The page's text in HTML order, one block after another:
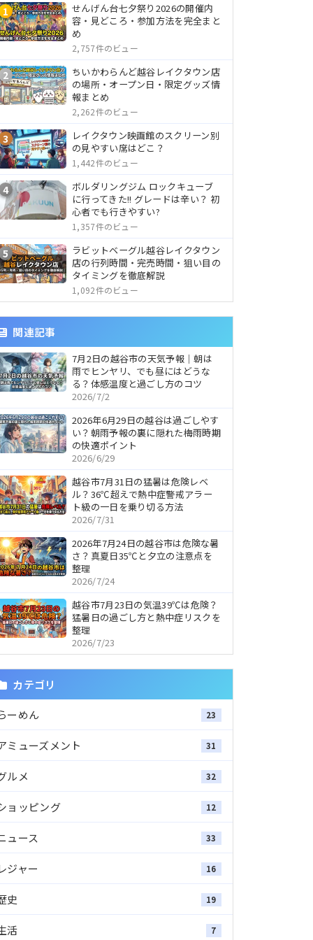
1
せんげん台七夕祭り2026の開催内
容・見どころ・参加方法を完全まと
め
2,757件のビュー
2
ちいかわらんど越谷レイクタウン店
の場所・オープン日・限定グッズ情
報まとめ
2,262件のビュー
3
レイクタウン映画館のスクリーン別
の見やすい席はどこ？
1,442件のビュー
4
ボルダリングジム ロックキューブ
に行ってきた!! グレードは辛い？ 初
心者でも行きやすい?
1,357件のビュー
5
ラビットベーグル越谷レイクタウン
店の行列時間・完売時間・狙い目の
タイミングを徹底解説
1,092件のビュー
関連記事
7月2日の越谷市の天気予報｜朝は
雨でヒンヤリ、でも昼にはどうな
る？体感温度と過ごし方のコツ
2026/7/2
2026年6月29日の越谷は過ごしやす
い？朝雨予報の裏に隠れた梅雨時期
の快適ポイント
2026/6/29
越谷市7月31日の猛暑は危険レベ
ル？36℃超えで熱中症警戒アラー
ト級の一日を乗り切る方法
2026/7/31
2026年7月24日の越谷市は危険な暑
さ？真夏日35℃と夕立の注意点を
整理
2026/7/24
越谷市7月23日の気温39℃は危険？
猛暑日の過ごし方と熱中症リスクを
整理
2026/7/23
カテゴリ
ーめん 23
ミューズメント 31
ルメ 32
ョッピング 12
ュース 33
ジャー 16
史 19
活 7